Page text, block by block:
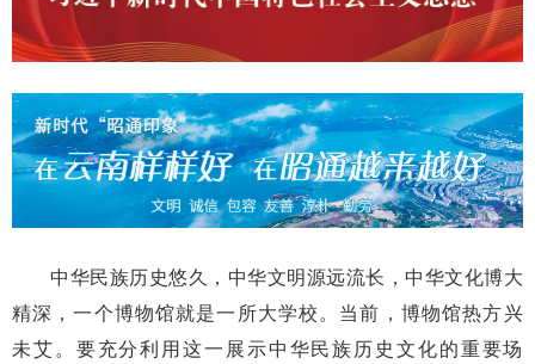
中华民族历史悠久，中华文明源远流长，中华文化博大
精深，一个博物馆就是一所大学校。当前，博物馆热方兴
未艾。要充分利用这一展示中华民族历史文化的重要场